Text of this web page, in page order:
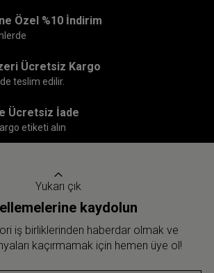
Özel %10 İndirim
Ücretsiz Kargo
teslim edilir.
Ücretsiz İade
etiketi alın
Yukarı çık
kaydolun
iş birliklerinden haberdar olmak ve
kaçırmamak için hemen üye ol!